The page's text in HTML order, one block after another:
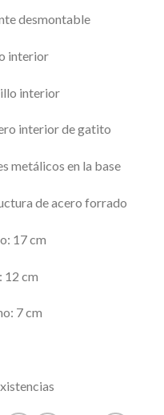
desmontable
interior
interior
interior de gatito
metálicos en la base
de acero forrado
17 cm
12 cm
7 cm